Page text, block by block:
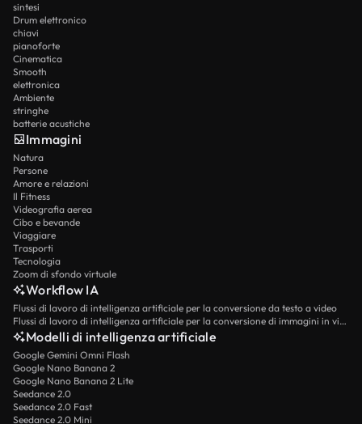
sintesi
Drum elettronico
chiavi
pianoforte
Cinematica
Smooth
elettronica
Ambiente
stringhe
batterie acustiche
Immagini
Natura
Persone
Amore e relazioni
Il Fitness
Videografia aerea
Cibo e bevande
Viaggiare
Trasporti
Tecnologia
Zoom di sfondo virtuale
Workflow IA
Flussi di lavoro di intelligenza artificiale per la conversione da testo a video
Flussi di lavoro di intelligenza artificiale per la conversione di immagini in video
Modelli di intelligenza artificiale
Google Gemini Omni Flash
Google Nano Banana 2
Google Nano Banana 2 Lite
Seedance 2.0
Seedance 2.0 Fast
Seedance 2.0 Mini